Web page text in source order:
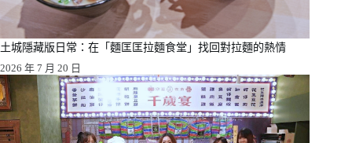
土城隱藏版日常：在「麵匡匡拉麵食堂」找回對拉麵的熱情
2026 年 7 月 20 日